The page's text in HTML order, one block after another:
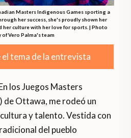
Masters Indigenous Games sporting a
her success, she's proudly shown her
culture with her love for sports. | Photo
of Vero Palma's team
el tema de la entrevista
los Juegos Masters
de Ottawa, me rodeó un
y talento. Vestida con
del pueblo